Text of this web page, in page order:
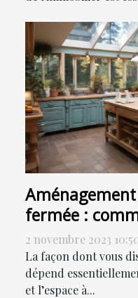
fermée :
2 novembre 2023
La façon dont vous
dépend
et l’espace à...